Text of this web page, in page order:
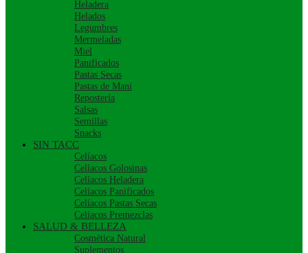
Heladera
Helados
Legumbres
Mermeladas
Miel
Panificados
Pastas Secas
Pastas de Maní
Repostería
Salsas
Semillas
Snacks
SIN TACC
Celíacos
Celíacos Golosinas
Celíacos Heladera
Celíacos Panificados
Celíacos Pastas Secas
Celíacos Premezclas
SALUD & BELLEZA
Cosmética Natural
Suplementos